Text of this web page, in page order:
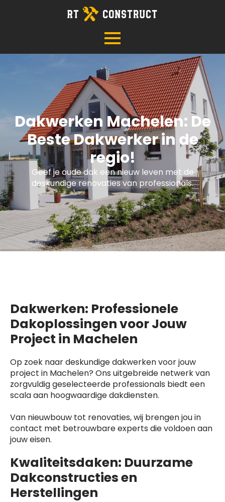
Dakwerken Machelen: De
Beste Dakwerker in de
regio!
Geef je oude dak een nieuw leven met de
deskundige renovaties van professionals.
Dakwerken: Professionele
Dakoplossingen voor Jouw
Project in Machelen
Op zoek naar deskundige dakwerken voor jouw
project in Machelen? Ons uitgebreide netwerk van
zorgvuldig geselecteerde professionals biedt een
scala aan hoogwaardige dakdiensten.
Van nieuwbouw tot renovaties, wij brengen jou in
contact met betrouwbare experts die voldoen aan
jouw eisen.
Kwaliteitsdaken: Duurzame
Dakconstructies en
Herstellingen